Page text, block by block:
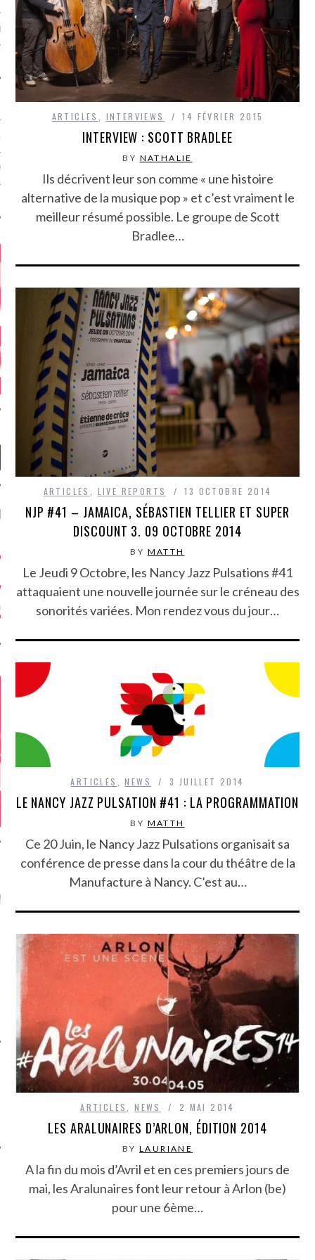
CRITIQUES
5.4
CLAN – A BE...
6.8
– HEL...
KARMA –
ANNIVERSAIRE
SOCIAUX
ARTICLES INTERVIEWS 14 FÉVRIER 2015
INTERVIEW : SCOTT BRADLEE
BY NATHALIE
Ils décrivent leur son comme « une histoire
alternative de la musique pop » et c’est vraiment le
meilleur résumé possible. Le groupe de Scott
Bradlee…
ARTICLES LIVE REPORTS 13 OCTOBRE 2014
NJP #41 – JAMAICA, SÉBASTIEN TELLIER ET SUPER
DISCOUNT 3. 09 OCTOBRE 2014
BY MATTH
Le Jeudi 9 Octobre, les Nancy Jazz Pulsations #41
attaquaient une nouvelle journée sur le créneau des
sonorités variées. Mon rendez vous du jour…
ARTICLES ,NEWS 3 JUILLET 2014
LE NANCY JAZZ PULSATION #41 : LA PROGRAMMATION
BY MATTH
Ce 20 Juin, le Nancy Jazz Pulsations organisait sa
conférence de presse dans la cour du théâtre de la
Manufacture à Nancy. C’est au…
ARTICLES ,NEWS 2 MAI 2014
LES ARALUNAIRES D’ARLON, ÉDITION 2014
BY LAURIANE
A la fin du mois d’Avril et en ces premiers jours de
mai, les Aralunaires font leur retour à Arlon (be)
pour une 6ème…